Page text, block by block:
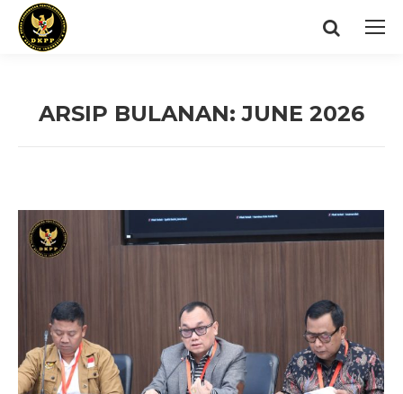
Search:
ARSIP BULANAN:JUNE 2026